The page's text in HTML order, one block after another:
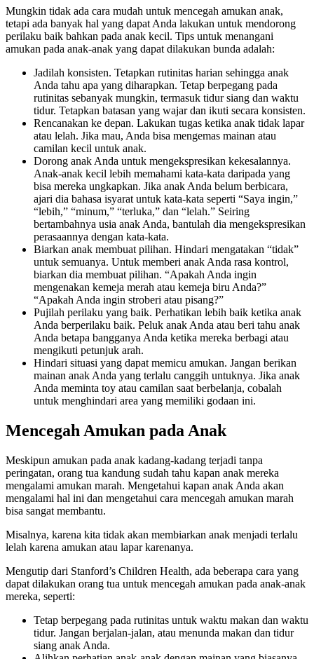
Mungkin tidak ada cara mudah untuk mencegah amukan anak,
tetapi ada banyak hal yang dapat Anda lakukan untuk mendorong
perilaku baik bahkan pada anak kecil. Tips untuk menangani
amukan pada anak-anak yang dapat dilakukan bunda adalah:
Jadilah konsisten. Tetapkan rutinitas harian sehingga anak
Anda tahu apa yang diharapkan. Tetap berpegang pada
rutinitas sebanyak mungkin, termasuk tidur siang dan waktu
tidur. Tetapkan batasan yang wajar dan ikuti secara konsisten.
Rencanakan ke depan. Lakukan tugas ketika anak tidak lapar
atau lelah. Jika mau, Anda bisa mengemas mainan atau
camilan kecil untuk anak.
Dorong anak Anda untuk mengekspresikan kekesalannya.
Anak-anak kecil lebih memahami kata-kata daripada yang
bisa mereka ungkapkan. Jika anak Anda belum berbicara,
ajari dia bahasa isyarat untuk kata-kata seperti “Saya ingin,”
“lebih,” “minum,” “terluka,” dan “lelah.” Seiring
bertambahnya usia anak Anda, bantulah dia mengekspresikan
perasaannya dengan kata-kata.
Biarkan anak membuat pilihan. Hindari mengatakan “tidak”
untuk semuanya. Untuk memberi anak Anda rasa kontrol,
biarkan dia membuat pilihan. “Apakah Anda ingin
mengenakan kemeja merah atau kemeja biru Anda?”
“Apakah Anda ingin stroberi atau pisang?”
Pujilah perilaku yang baik. Perhatikan lebih baik ketika anak
Anda berperilaku baik. Peluk anak Anda atau beri tahu anak
Anda betapa bangganya Anda ketika mereka berbagi atau
mengikuti petunjuk arah.
Hindari situasi yang dapat memicu amukan. Jangan berikan
mainan anak Anda yang terlalu canggih untuknya. Jika anak
Anda meminta toy atau camilan saat berbelanja, cobalah
untuk menghindari area yang memiliki godaan ini.
Mencegah Amukan pada Anak
Meskipun amukan pada anak kadang-kadang terjadi tanpa
peringatan, orang tua kandung sudah tahu kapan anak mereka
mengalami amukan marah. Mengetahui kapan anak Anda akan
mengalami hal ini dan mengetahui cara mencegah amukan marah
bisa sangat membantu.
Misalnya, karena kita tidak akan membiarkan anak menjadi terlalu
lelah karena amukan atau lapar karenanya.
Mengutip dari Stanford’s Children Health, ada beberapa cara yang
dapat dilakukan orang tua untuk mencegah amukan pada anak-anak
mereka, seperti:
Tetap berpegang pada rutinitas untuk waktu makan dan waktu
tidur. Jangan berjalan-jalan, atau menunda makan dan tidur
siang anak Anda.